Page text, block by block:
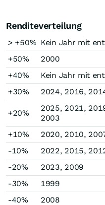
Renditeverteilung
> +50% Kein Jahr mit
+50%
2000
+40%
Kein Jahr mit
+30%
2024, 2016,
+20%
2025, 2021,
2003
+10%
2020, 2010,
-10%
2022, 2015,
-20%
2023, 2009
-30%
1999
-40%
2008